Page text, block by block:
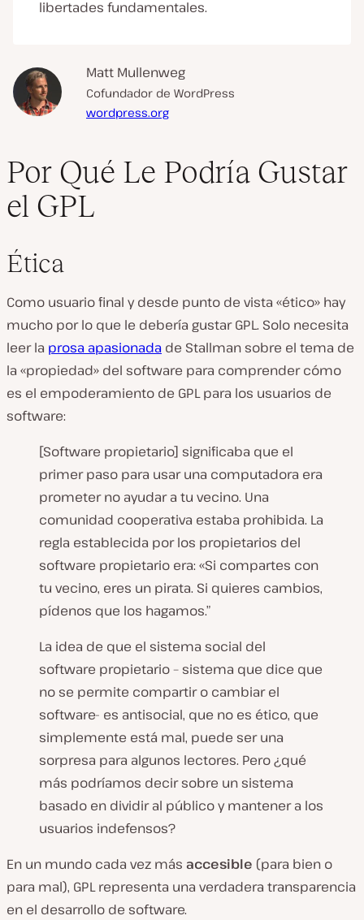
libertades fundamentales.
Matt Mullenweg
Cofundador de WordPress
wordpress.org
Por Qué Le Podría Gustar
el GPL
Ética
Como usuario final y desde punto de vista «ético» hay
mucho por lo que le debería gustar GPL. Solo necesita
leer la prosa apasionada de Stallman sobre el tema de
la «propiedad» del software para comprender cómo
es el empoderamiento de GPL para los usuarios de
software:
[Software propietario] significaba que el
primer paso para usar una computadora era
prometer no ayudar a tu vecino. Una
comunidad cooperativa estaba prohibida. La
regla establecida por los propietarios del
software propietario era: «Si compartes con
tu vecino, eres un pirata. Si quieres cambios,
pídenos que los hagamos.”
La idea de que el sistema social del
software propietario – sistema que dice que
no se permite compartir o cambiar el
software- es antisocial, que no es ético, que
simplemente está mal, puede ser una
sorpresa para algunos lectores. Pero ¿qué
más podríamos decir sobre un sistema
basado en dividir al público y mantener a los
usuarios indefensos?
En un mundo cada vez más accesible (para bien o
para mal), GPL representa una verdadera transparencia
en el desarrollo de software.